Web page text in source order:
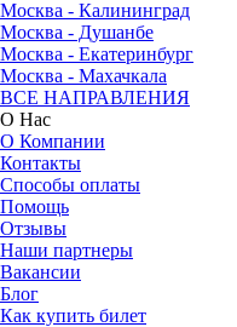
Москва - Калининград
Москва - Душанбе
Москва - Екатеринбург
Москва - Махачкала
ВСЕ НАПРАВЛЕНИЯ
О Нас
О Компании
Контакты
Способы оплаты
Помощь
Отзывы
Наши партнеры
Вакансии
Блог
Как купить билет